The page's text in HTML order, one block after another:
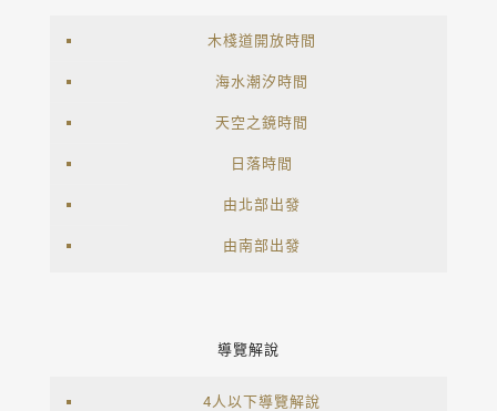
木棧道開放時間
海水潮汐時間
天空之鏡時間
日落時間
由北部出發
由南部出發
導覽解說
4人以下導覽解說